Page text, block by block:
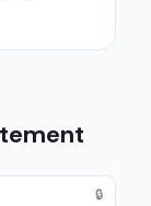
🔒